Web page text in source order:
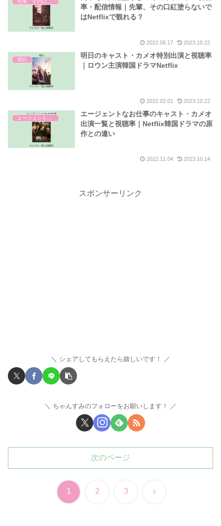
先輩、その口紅塗らないで
率・配信情報｜先輩、その口紅塗らないで
はNetflixで観れる？
2022.06.17 2023.10.22
明日
明日のキャスト・カメオ特別出演と視聴率
｜ロウン主演韓国ドラマNetflix
2022.02.01 2023.10.22
エージェントなお仕事のキャスト・カメオ
出演一覧と視聴率｜Netflix韓国ドラマの原
作との違い
2022.11.04 2023.10.14
スポンサーリンク
シェアしてもらえたら嬉しいです！
ちゃんすみのフォローをお願いします！
次のページ
1 2 3 次